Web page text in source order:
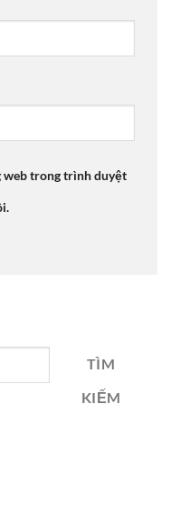
web trong trình duyệt
TÌM
KIẾM